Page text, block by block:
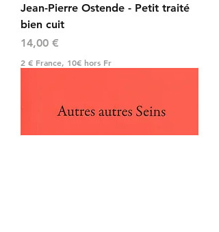
Jean-Pierre Ostende - Petit traité
bien cuit
Prix
14,00 €
2 € France, 10€ hors Fr